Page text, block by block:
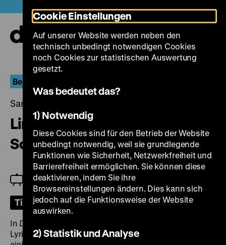
zum
Seiteninhalt
springen
Berlin.Dokument
Samstag, 08. April 2023, 17.30 Uhr
Links und rechts der
Schönhauser Allee
Jeanpaul Goergen
Tickets
In Durch Zilles Gegend geloofen
Lyriker Heinz Kahlau Heinrich Zilles „Milieu“. Anhand
Cookie Einstellungen
Auf unserer Website werden neben den
technisch unbedingt notwendigen Cookies
noch Cookies zur statistischen Auswertung
gesetzt.
Was bedeutet das?
1) Notwendig
Diese Cookies sind für den Betrieb der Website
unbedingt notwendig, weil sie grundlegende
Funktionen wie Sicherheit, Netzwerkfreiheit und
Barrierefreiheit ermöglichen. Sie können diese
deaktivieren, indem Sie ihre
Browsereinstellungen ändern. Dies kann sich
jedoch auf die Funktionsweise der Website
auswirken.
2) Statistik und Analyse